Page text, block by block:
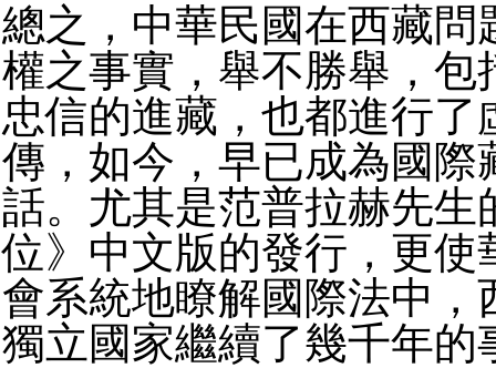
總之，中華民國在西藏問
權之事實，舉不勝舉，包
忠信的進藏，也都進行了
傳，如今，早已成為國際
話。尤其是范普拉赫先生
位》中文版的發行，更使
會系統地瞭解國際法中，
獨立國家繼續了幾千年的